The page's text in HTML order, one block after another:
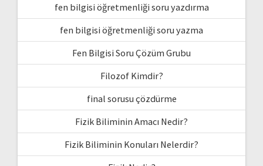
fen bilgisi öğretmenliği soru yazdırma
fen bilgisi öğretmenliği soru yazma
Fen Bilgisi Soru Çözüm Grubu
Filozof Kimdir?
final sorusu çözdürme
Fizik Biliminin Amacı Nedir?
Fizik Biliminin Konuları Nelerdir?